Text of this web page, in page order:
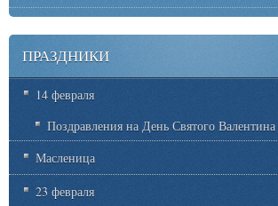
ПРАЗДНИКИ
14 февраля
Поздравления на День Святого Валентина
Масленица
23 февраля